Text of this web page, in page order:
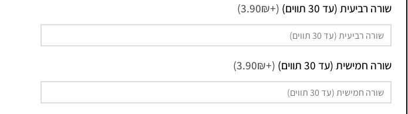
שורה רביעית (עד 30 תווים) (+3.90₪)
שורה חמישית (עד 30 תווים) (+3.90₪)